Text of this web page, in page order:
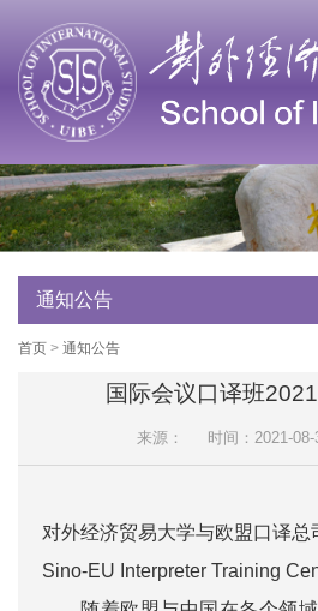
通知公告
首页 > 通知公告
国际会议口译班
来源： 时间：2021-08-
对外经济贸易大学与欧盟口译总
Sino-EU Interpreter Training